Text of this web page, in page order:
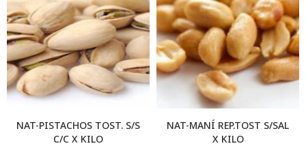
NAT-PISTACHOS TOST. S/S
C/C X KILO
NAT-MANÍ REP.TOST S/SAL
X KILO